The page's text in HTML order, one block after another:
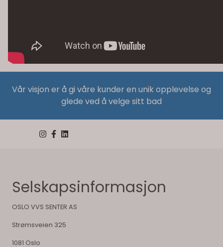
Vår visjon er å gi våre kunder en unik opplevelse og
glede ved å velge sitt bad
Selskapsinformasjon
OSLO VVS SENTER AS
Strømsveien 325
1081 Oslo